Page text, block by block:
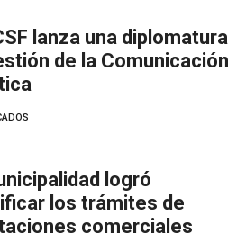
lanza una diplomatura
de la Comunicación
logró
los trámites de
comerciales